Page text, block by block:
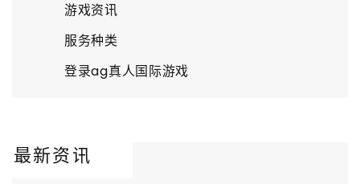
游戏资讯
服务种类
登录ag真人国际游戏
最新资讯